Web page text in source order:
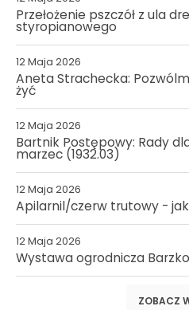
Przełożenie pszczół z ula
styropianowego
12 Maja 2026
Aneta Strachecka:
żyć
12 Maja 2026
Bartnik Postępowy: Rady
marzec (1932.03)
12 Maja 2026
Apilarnil/czerw trutowy -
12 Maja 2026
Wystawa ogrodnicza
ZOBACZ